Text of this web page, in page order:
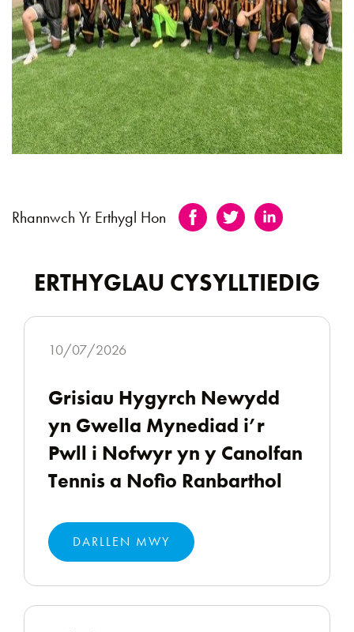
Rhannwch Yr Erthygl Hon
ERTHYGLAU CYSYLLTIEDIG
10/07/2026
Grisiau Hygyrch Newydd
yn Gwella Mynediad i’r
Pwll i Nofwyr yn y Canolfan
Tennis a Nofio Ranbarthol
DARLLEN MWY